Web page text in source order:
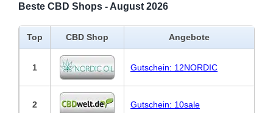
Beste CBD Shops - August 2026
Top CBD Shop Angebote
1 Gutschein: 12NORDIC
2 Gutschein: 10sale